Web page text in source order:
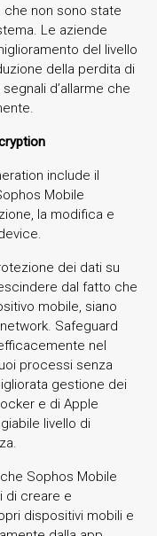
non sono state
Le aziende
del livello
della perdita di
d’allarme che
include il
Mobile
la modifica e
dei dati su
dal fatto che
mobile, siano
Safeguard
nel
processi senza
gestione dei
e di Apple
livello di
Sophos Mobile
di creare e
dispositivi mobili e